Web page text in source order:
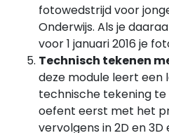
fotowedstrijd voor
Onderwijs. Als je
voor 1 januari 2016 je
Technisch tekenen
deze module leert een
technische tekening te
oefent eerst met het
vervolgens in 2D en 3D